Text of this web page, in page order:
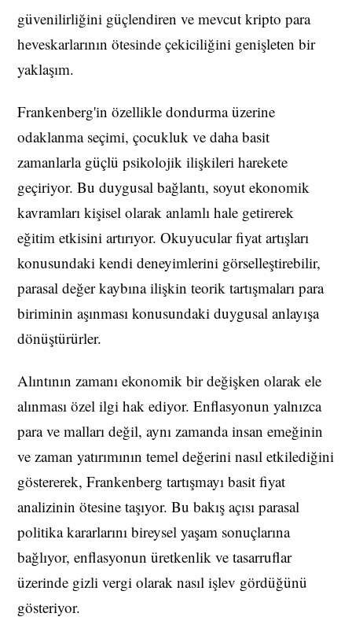
güvenilirliğini güçlendiren ve mevcut kripto para
heveskarlarının ötesinde çekiciliğini genişleten bir
yaklaşım.
Frankenberg'in özellikle dondurma üzerine
odaklanma seçimi, çocukluk ve daha basit
zamanlarla güçlü psikolojik ilişkileri harekete
geçiriyor. Bu duygusal bağlantı, soyut ekonomik
kavramları kişisel olarak anlamlı hale getirerek
eğitim etkisini artırıyor. Okuyucular fiyat artışları
konusundaki kendi deneyimlerini görselleştirebilir,
parasal değer kaybına ilişkin teorik tartışmaları para
biriminin aşınması konusundaki duygusal anlayışa
dönüştürürler.
Alıntının zamanı ekonomik bir değişken olarak ele
alınması özel ilgi hak ediyor. Enflasyonun yalnızca
para ve malları değil, aynı zamanda insan emeğinin
ve zaman yatırımının temel değerini nasıl etkilediğini
göstererek, Frankenberg tartışmayı basit fiyat
analizinin ötesine taşıyor. Bu bakış açısı parasal
politika kararlarını bireysel yaşam sonuçlarına
bağlıyor, enflasyonun üretkenlik ve tasarruflar
üzerinde gizli vergi olarak nasıl işlev gördüğünü
gösteriyor.